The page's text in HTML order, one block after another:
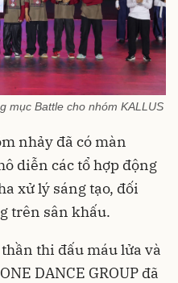
mục Battle cho nhóm KALLUS
nhảy đã có màn
diễn các tổ hợp động
xử lý sáng tạo, đối
trên sân khấu.
thi đấu máu lửa và
DANCE GROUP đã